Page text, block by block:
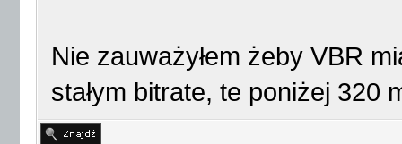
Nie zauważyłem żeby VBR
stałym bitrate, te poniżej 320